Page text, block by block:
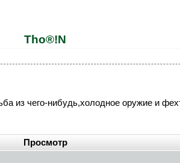
Tho®!N
из чего-нибудь,холодное оружие и
Просмотр